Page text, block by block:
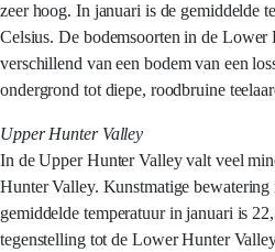
zeer hoog. In januari is de gemiddelde
Celsius. De bodemsoorten in de
verschillend van een bodem van een
ondergrond tot diepe, roodbruine
Upper Hunter Valley
In de Upper Hunter Valley valt veel
Hunter Valley. Kunstmatige
gemiddelde temperatuur in januari is
tegenstelling tot de Lower Hunter